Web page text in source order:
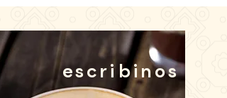
escribinos